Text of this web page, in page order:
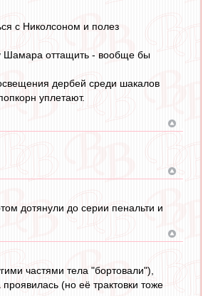
с Николсоном и полез
Шамара оттащить - вообще бы
дербей среди шакалов
уплетают.
дотянули до серии пенальти и
частями тела "бортовали"),
(но её трактовки тоже